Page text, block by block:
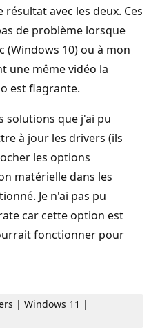
avec les deux. Ces
de problème lorsque
(Windows 10) ou à mon
une même vidéo la
est flagrante.
solutions que j'ai pu
à jour les drivers (ils
les options
matérielle dans les
Je n'ai pas pu
car cette option est
fonctionner pour
| Windows 11 |